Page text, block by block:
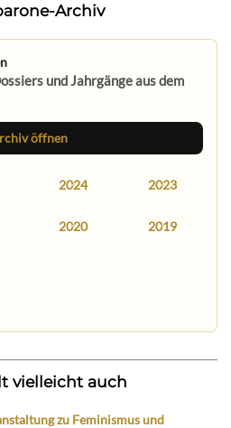
Archiv
und Jahrgänge aus dem
öffnen
2024 2023
2020 2019
vielleicht auch
zu Feminismus und